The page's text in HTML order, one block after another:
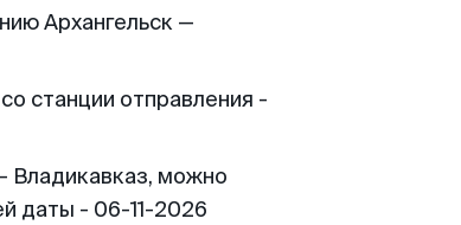
Архангельск —
станции отправления -
Владикавказ, можно
даты - 06-11-2026